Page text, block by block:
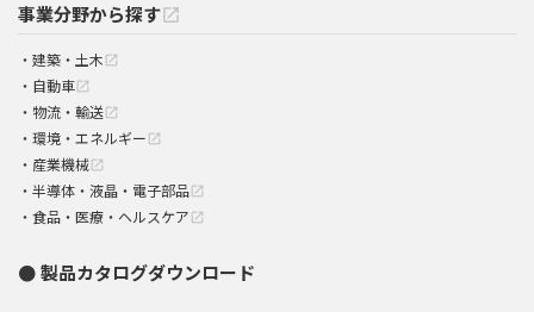
事業分野から探すopen_in_new
建築・土木 open_in_new
自動車 open_in_new
物流・輸送 open_in_new
環境・エネルギー open_in_new
産業機械 open_in_new
半導体・液晶・電子部品 open_in_new
食品・医療・ヘルスケア open_in_new
製品カタログダウンロード